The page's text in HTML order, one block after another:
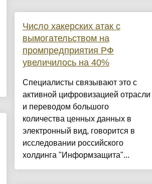
Число хакерских атак с
вымогательством на
промпредприятия РФ
увеличилось на 40%
Специалисты связывают это с
активной цифровизацией отрасли
и переводом большого
количества ценных данных в
электронный вид, говорится в
исследовании российского
холдинга "Информзащита"...